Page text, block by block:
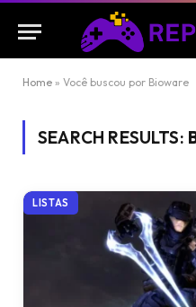
Home » Você buscou por Bioware
SEARCH RESULTS:
LISTAS